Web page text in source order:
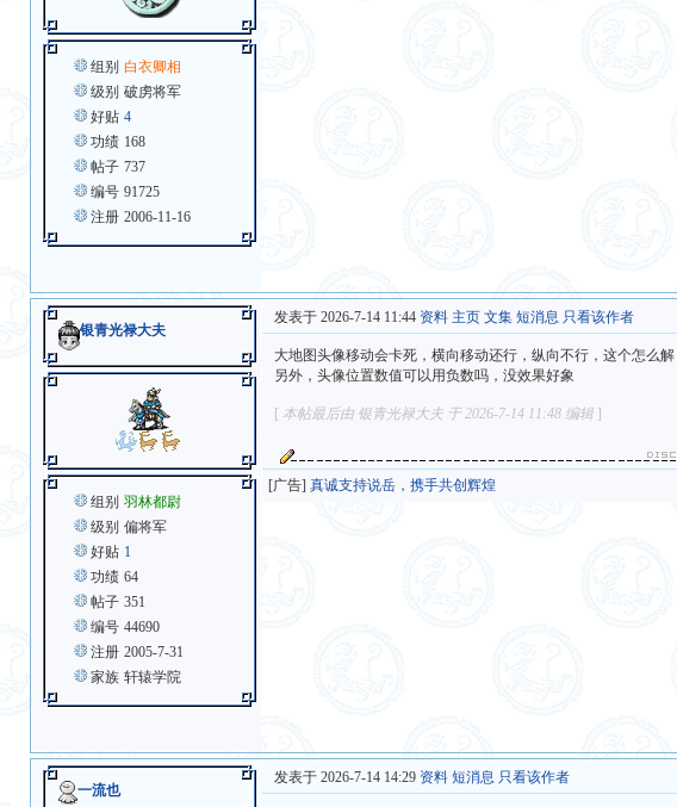
组别 白衣卿相
级别 破虏将军
好贴 4
功绩 168
帖子 737
编号 91725
注册 2006-11-16
银青光禄大夫
组别 羽林都尉
级别 偏将军
好贴 1
功绩 64
帖子 351
编号 44690
注册 2005-7-31
家族 轩辕学院
发表于 2026-7-14 11:44 资料 主页 文集 短消息 只看该作者
大地图头像移动会卡死，横向移动还行，纵向不行，这个怎么
另外，头像位置数值可以用负数吗，没效果好象
[ 本帖最后由 银青光禄大夫 于 2026-7-14 11:48 编辑 ]
[广告] 真诚支持说岳，携手共创辉煌
一流也
发表于 2026-7-14 14:29 资料 短消息 只看该作者